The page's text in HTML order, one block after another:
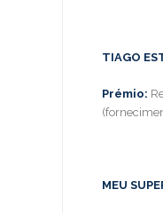
TIAGO
Prémio:
MEU